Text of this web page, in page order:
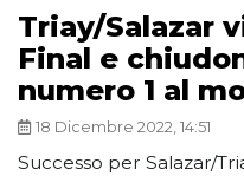
Triay/Salazar
Final e
numero 1 al
18 Dicembre 2022, 14:51
Successo per Salazar/